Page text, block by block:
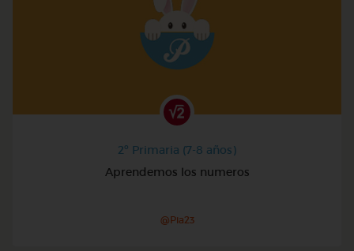
2º Primaria (7-8 años)
Aprendemos los numeros
@Pia23